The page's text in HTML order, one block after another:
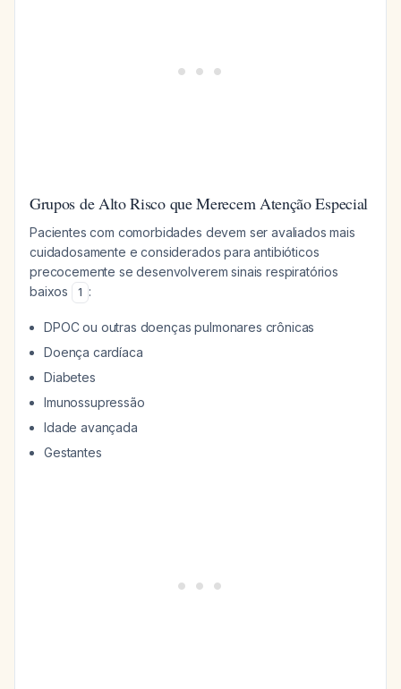
Grupos de Alto Risco que Merecem Atenção Especial
Pacientes com comorbidades devem ser avaliados mais
cuidadosamente e considerados para antibióticos
precocemente se desenvolverem sinais respiratórios
baixos
1 :
DPOC ou outras doenças pulmonares crônicas
Doença cardíaca
Diabetes
Imunossupressão
Idade avançada
Gestantes